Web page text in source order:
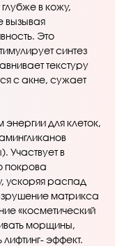
в кожу,
вызывая
Это
синтез
текстуру
с акне, сужает
для клеток,
Участвует в
покрова
ускоряя распад
матрикса
«косметический
морщины,
эффект.